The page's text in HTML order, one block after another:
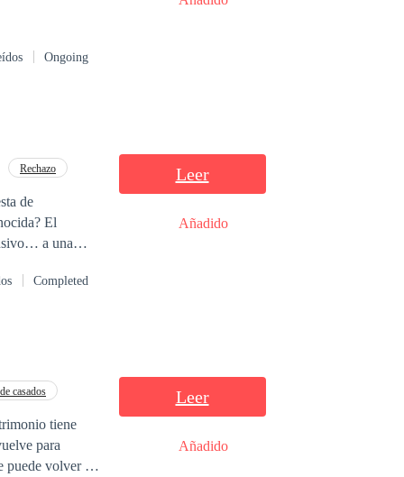
Ongoing
Rechazo
de
El
a una
pocos días
Completed
Leer
Añadido
casados
tiene
puede volver a
Leer
Añadido